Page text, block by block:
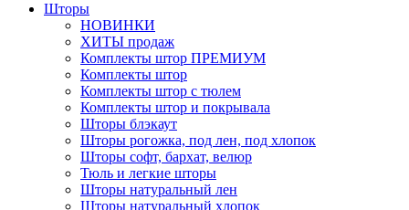
Шторы
НОВИНКИ
ХИТЫ продаж
Комплекты штор ПРЕМИУМ
Комплекты штор
Комплекты штор с тюлем
Комплекты штор и покрывала
Шторы блэкаут
Шторы рогожка, под лен, под хлопок
Шторы софт, бархат, велюр
Тюль и легкие шторы
Шторы натуральный лен
Шторы натуральный хлопок